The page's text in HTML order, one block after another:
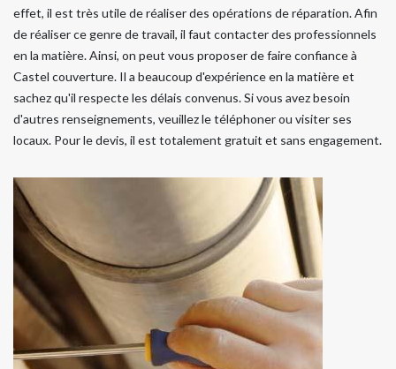
effet, il est très utile de réaliser des opérations de réparation. Afin
de réaliser ce genre de travail, il faut contacter des professionnels
en la matière. Ainsi, on peut vous proposer de faire confiance à
Castel couverture. Il a beaucoup d'expérience en la matière et
sachez qu'il respecte les délais convenus. Si vous avez besoin
d'autres renseignements, veuillez le téléphoner ou visiter ses
locaux. Pour le devis, il est totalement gratuit et sans engagement.